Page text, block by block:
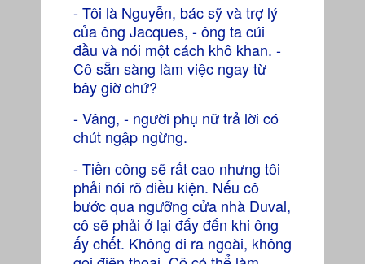
- Tôi là Nguyễn, bác sỹ và trợ lý
của ông Jacques, - ông ta cúi
đầu và nói một cách khô khan. -
Cô sẵn sàng làm việc ngay từ
bây giờ chứ?
- Vâng, - người phụ nữ trả lời có
chút ngập ngừng.
- Tiền công sẽ rất cao nhưng tôi
phải nói rõ điều kiện. Nếu cô
bước qua ngưỡng cửa nhà Duval,
cô sẽ phải ở lại đấy đến khi ông
ấy chết. Không đi ra ngoài, không